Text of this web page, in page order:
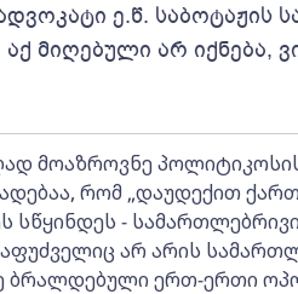
ე.წ. საბოტაჟის
მიღებული არ იქნება,
მოაზროვნე
რომ „დაუდექით
სწყინდეს -
არ არის
ბრალდებული ერთ-ერთი